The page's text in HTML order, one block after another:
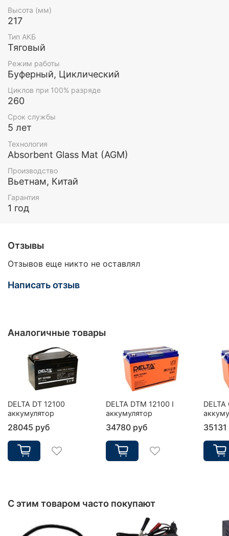
Высота (мм)
217
Тип АКБ
Тяговый
Режим работы
Буферный, Циклический
Циклов при 100% разряде
260
Срок службы
5 лет
Технология
Absorbent Glass Mat (AGM)
Производство
Вьетнам, Китай
Гарантия
1 год
Отзывы
Отзывов еще никто не оставлял
Написать отзыв
Аналогичные товары
DELTA DT 12100
аккумулятор
28045 руб
DELTA DTM 12100 I
аккумулятор
34780 руб
С этим товаром часто покупают